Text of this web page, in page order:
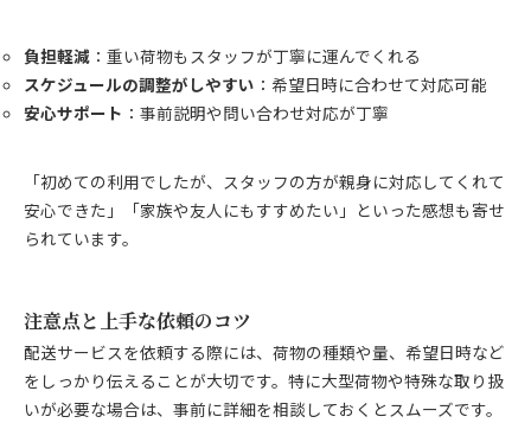
負担軽減 ：重い荷物もスタッフが丁寧に運んでくれる
スケジュールの調整がしやすい ：希望日時に合わせて対応可能
安心サポート ：事前説明や問い合わせ対応が丁寧
「初めての利用でしたが、スタッフの方が親身に対応してくれて
安心できた」「家族や友人にもすすめたい」といった感想も寄せ
られています。
注意点と上手な依頼のコツ
配送サービスを依頼する際には、荷物の種類や量、希望日時など
をしっかり伝えることが大切です。特に大型荷物や特殊な取り扱
いが必要な場合は、事前に詳細を相談しておくとスムーズです。